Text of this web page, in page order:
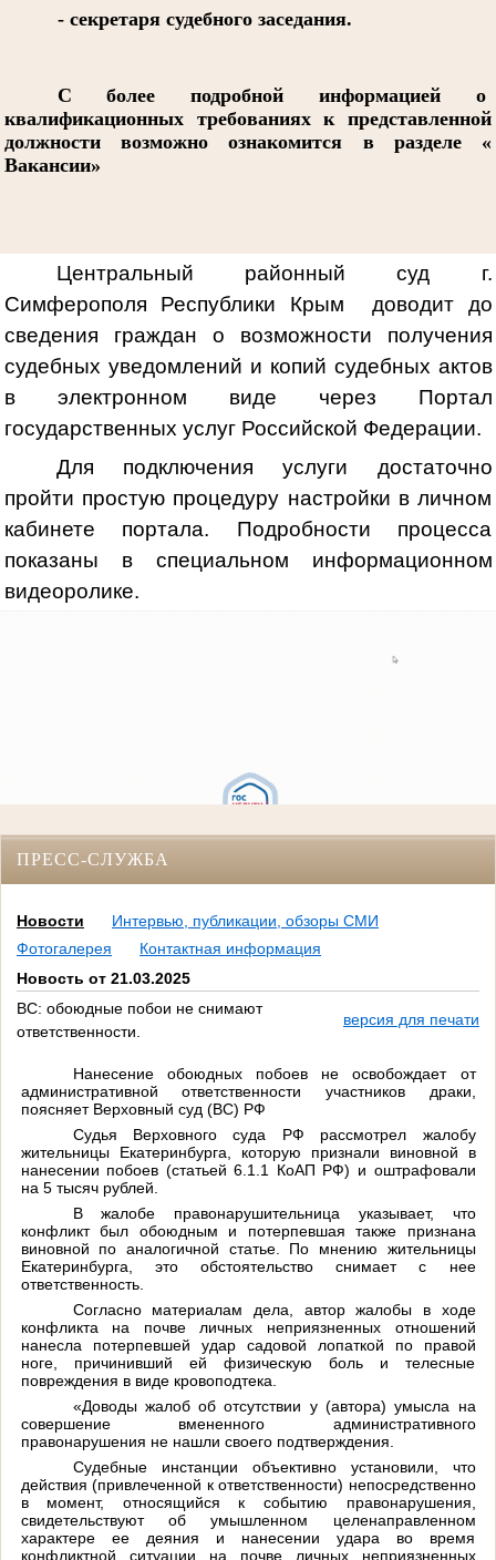
- секретаря судебного заседания.
С более подробной информацией о
квалификационных требованиях к представленной
должности возможно ознакомится в разделе «
Вакансии»
Центральный районный суд г.
Симферополя Республики Крым доводит до
сведения граждан о возможности получения
судебных уведомлений и копий судебных актов
в электронном виде через Портал
государственных услуг Российской Федерации.
Для подключения услуги достаточно
пройти простую процедуру настройки в личном
кабинете портала. Подробности процесса
показаны в специальном информационном
видеоролике.
ПРЕСС-СЛУЖБА
Новости
Интервью, публикации, обзоры СМИ
Фотогалерея
Контактная информация
Новость от 21.03.2025
ВС: обоюдные побои не снимают
ответственности.
версия для печати
Нанесение обоюдных побоев не освобождает от
административной ответственности участников драки,
поясняет Верховный суд (ВС) РФ
Судья Верховного суда РФ рассмотрел жалобу
жительницы Екатеринбурга, которую признали виновной в
нанесении побоев (статьей 6.1.1 КоАП РФ) и оштрафовали
на 5 тысяч рублей.
В жалобе правонарушительница указывает, что
конфликт был обоюдным и потерпевшая также признана
виновной по аналогичной статье. По мнению жительницы
Екатеринбурга, это обстоятельство снимает с нее
ответственность.
Согласно материалам дела, автор жалобы в ходе
конфликта на почве личных неприязненных отношений
нанесла потерпевшей удар садовой лопаткой по правой
ноге, причинивший ей физическую боль и телесные
повреждения в виде кровоподтека.
«Доводы жалоб об отсутствии у (автора) умысла на
совершение вмененного административного
правонарушения не нашли своего подтверждения.
Судебные инстанции объективно установили, что
действия (привлеченной к ответственности) непосредственно
в момент, относящийся к событию правонарушения,
свидетельствуют об умышленном целенаправленном
характере ее деяния и нанесении удара во время
конфликтной ситуации на почве личных неприязненных